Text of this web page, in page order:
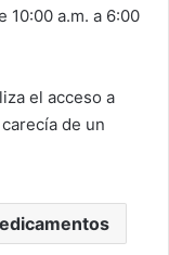
10:00 a.m. a 6:00
el acceso a
de un